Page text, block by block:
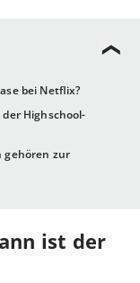
bei Netflix?
Highschool-
gehören zur
ist der